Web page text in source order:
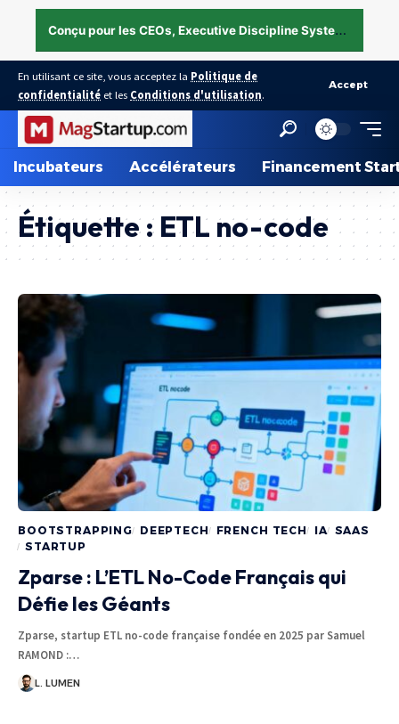
C
onçu pour les CEOs, Executive Discipline System — structurer l’exécution sous pression →
En utilisant ce site, vous acceptez la Politique de
confidentialité et les Conditions d'utilisation.
Accept
Incubateurs Accélérateurs Financement
Étiquette : ETL no-code
BOOTSTRAPPING DEEPTECH FRENCH TECH IA SAAS
STARTUP
Zparse : L’ETL No-Code Français qui
Défie les Géants
Zparse, startup ETL no-code française fondée en 2025 par Samuel
RAMOND :…
L. LUMEN